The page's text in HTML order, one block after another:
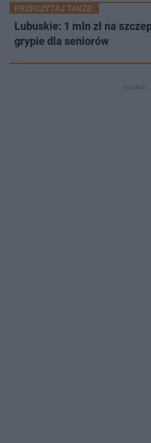
PRZECZYTAJ TAKŻE:
Lubuskie: 1 mln zł na
grypie dla seniorów